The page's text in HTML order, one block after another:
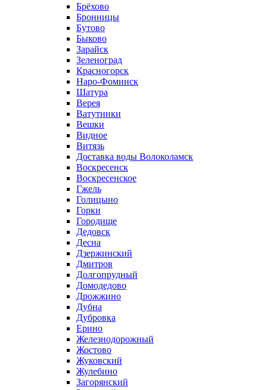
Брёхово
Бронницы
Бутово
Быково
Зарайск
Зеленоград
Красногорск
Наро-Фоминск
Шатура
Верея
Ватутинки
Вешки
Видное
Витязь
Доставка воды Волоколамск
Воскресенск
Воскресенское
Гжель
Голицыно
Горки
Городище
Дедовск
Десна
Дзержинский
Дмитров
Долгопрудный
Домодедово
Дрожжино
Дубна
Дубровка
Ерино
Железнодорожный
Жостово
Жуковский
Жулебино
Загорянский